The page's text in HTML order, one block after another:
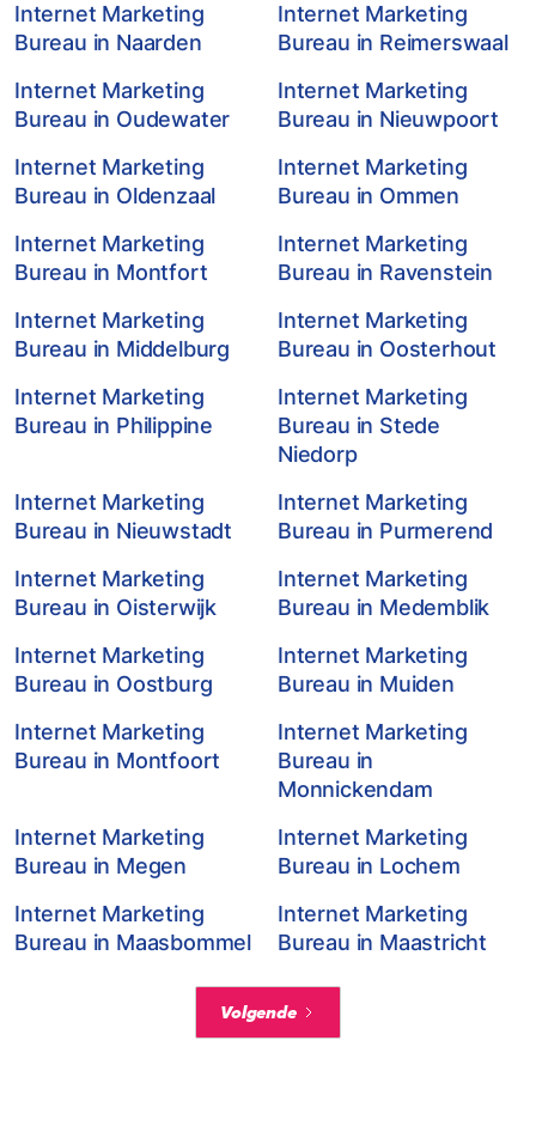
Internet Marketing
Bureau in Naarden
Internet Marketing
Bureau in Reimerswaal
Internet Marketing
Bureau in Oudewater
Internet Marketing
Bureau in Nieuwpoort
Internet Marketing
Bureau in Oldenzaal
Internet Marketing
Bureau in Ommen
Internet Marketing
Bureau in Montfort
Internet Marketing
Bureau in Ravenstein
Internet Marketing
Bureau in Middelburg
Internet Marketing
Bureau in Oosterhout
Internet Marketing
Bureau in Philippine
Internet Marketing
Bureau in Stede
Niedorp
Internet Marketing
Bureau in Nieuwstadt
Internet Marketing
Bureau in Purmerend
Internet Marketing
Bureau in Oisterwijk
Internet Marketing
Bureau in Medemblik
Internet Marketing
Bureau in Oostburg
Internet Marketing
Bureau in Muiden
Internet Marketing
Bureau in Montfoort
Internet Marketing
Bureau in
Monnickendam
Internet Marketing
Bureau in Megen
Internet Marketing
Bureau in Lochem
Internet Marketing
Bureau in Maasbommel
Internet Marketing
Bureau in Maastricht
Volgende